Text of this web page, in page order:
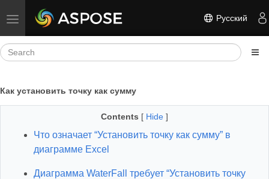
Toggle navigation Русский
Как установить точку как сумму
Contents [ Hide ]
Что означает “Установить точку как сумму” в
диаграмме Excel
Диаграмма WaterFall требует “Установить точку